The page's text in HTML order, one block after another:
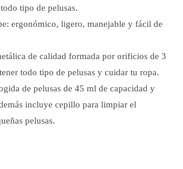
tipo de pelusas.
ergonómico, ligero, manejable y fácil de
de calidad formada por orificios de 3
todo tipo de pelusas y cuidar tu ropa.
de pelusas de 45 ml de capacidad y
incluye cepillo para limpiar el
pelusas.